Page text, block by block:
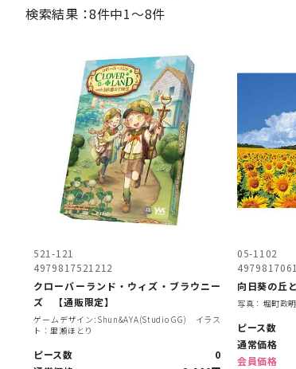
8件中1〜8件
521-121
4979817521212
クローバーランド・ウィズ・ブラウニー
ズ 【通販限定】
ゲームデザイン:Shun&AYA(Studio GG) イラス
ト：里瀬ほとり
ピース数
0
05-1102
向日葵の丘
写真：堀町政
ピース数
通常価格
会員価格